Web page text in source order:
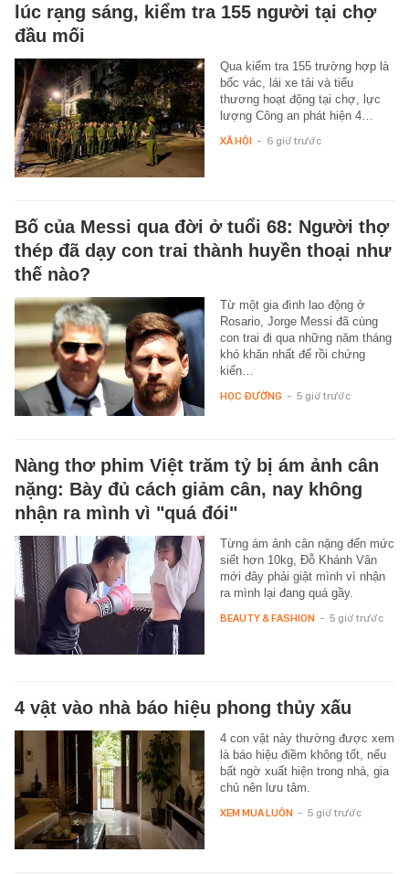
lúc rạng sáng, kiểm tra 155 người tại chợ
đầu mối
Qua kiểm tra 155 trường hợp là
bốc vác, lái xe tải và tiểu
thương hoạt động tại chợ, lực
lượng Công an phát hiện 4…
XÃ HỘI - 6 giờ trước
Bố của Messi qua đời ở tuổi 68: Người thợ
thép đã dạy con trai thành huyền thoại như
thế nào?
Từ một gia đình lao động ở
Rosario, Jorge Messi đã cùng
con trai đi qua những năm tháng
khó khăn nhất để rồi chứng
kiến…
HỌC ĐƯỜNG - 5 giờ trước
Nàng thơ phim Việt trăm tỷ bị ám ảnh cân
nặng: Bày đủ cách giảm cân, nay không
nhận ra mình vì "quá đói"
Từng ám ảnh cân nặng đến mức
siết hơn 10kg, Đỗ Khánh Vân
mới đây phải giật mình vì nhận
ra mình lại đang quá gầy.
BEAUTY & FASHION - 5 giờ trước
4 vật vào nhà báo hiệu phong thủy xấu
4 con vật này thường được xem
là báo hiệu điềm không tốt, nếu
bất ngờ xuất hiện trong nhà, gia
chủ nên lưu tâm.
XEM MUA LUÔN - 5 giờ trước